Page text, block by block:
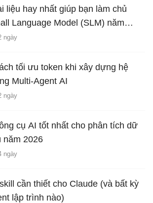
liệu hay nhất giúp bạn làm chủ
Language Model (SLM) năm
ngày
tối ưu token khi xây dựng hệ
Multi-Agent AI
ngày
cụ AI tốt nhất cho phân tích dữ
năm 2026
ngày
cần thiết cho Claude (và bất kỳ
lập trình nào)